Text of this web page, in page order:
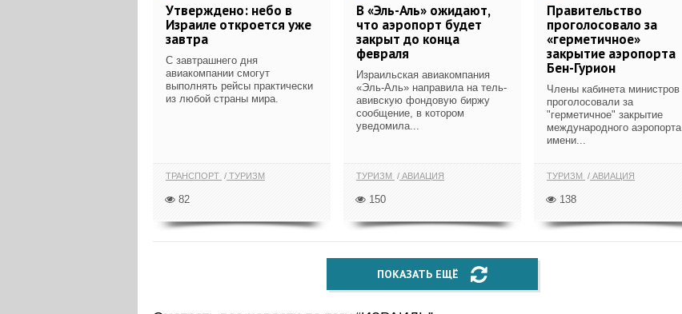
Утверждено: небо в
Израиле откроется уже
завтра
С завтрашнего дня
авиакомпании смогут
выполнять рейсы практически
из любой страны мира.
ТРАНСПОРТ ТУРИЗМ
82
В «Эль-Аль» ожидают,
что аэропорт будет
закрыт до конца
февраля
Израильская авиакомпания
«Эль-Аль» направила на тель-
авивскую фондовую биржу
сообщение, в котором
уведомила...
ТУРИЗМ АВИАЦИЯ
150
Правительство
проголосовало за
«герметичное»
закрытие аэропорта
Бен-Гурион
Члены кабинета министров
проголосовали за
"герметичное" закрытие
международного аэропорта
имени...
ТУРИЗМ АВИАЦИЯ
138
ПОКАЗАТЬ ЕЩЁ